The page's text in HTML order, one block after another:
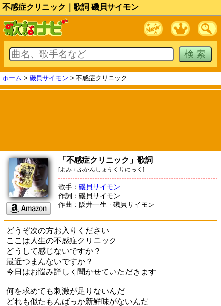
不感症クリニック｜歌詞 磯貝サイモン
ホーム > 磯貝サイモン > 不感症クリニック
「不感症クリニック」歌詞
[よみ：ふかんしょうくりにっく]
歌手： 磯貝サイモン
作詞：磯貝サイモン
作曲：阪井一生・磯貝サイモン
どうぞ次の方お入りください
ここは人生の不感症クリニック
どうして感じないですか？
最近つまんないですか？
今日はお悩み詳しく聞かせていただきます
何を求めても刺激が足りないんだ
どれも似たもんばっか新鮮味がないんだ